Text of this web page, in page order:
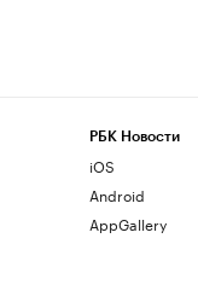
РБК Новости
iOS
Android
AppGallery